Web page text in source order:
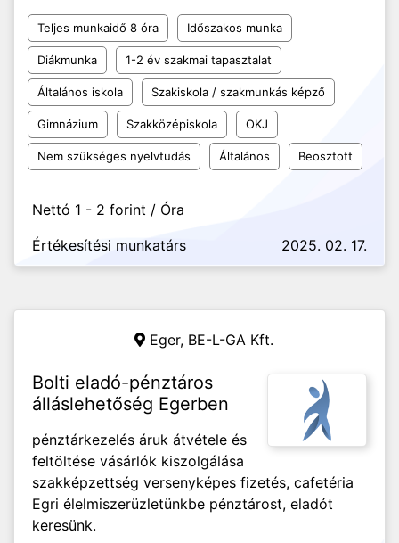
Teljes munkaidő 8 óra Időszakos munka
Diákmunka 1-2 év szakmai tapasztalat
Általános iskola Szakiskola / szakmunkás képző
Gimnázium Szakközépiskola OKJ
Nem szükséges nyelvtudás Általános Beosztott
Nettó 1 - 2 forint / Óra
Értékesítési munkatárs
2025. 02. 17.
Eger, BE-L-GA Kft.
Bolti eladó-pénztáros
álláslehetőség Egerben
pénztárkezelés áruk átvétele és
feltöltése vásárlók kiszolgálása
szakképzettség versenyképes fizetés, cafetéria
Egri élelmiszerüzletünkbe pénztárost, eladót
keresünk.